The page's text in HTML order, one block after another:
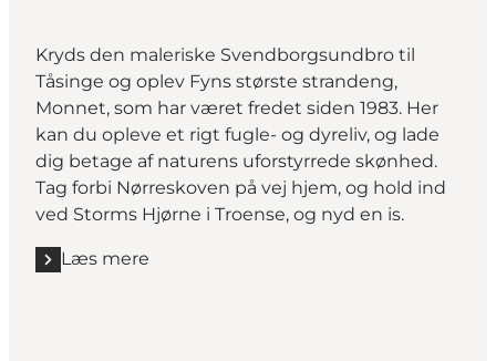
Kryds den maleriske Svendborgsundbro til
Tåsinge og oplev Fyns største strandeng,
Monnet, som har været fredet siden 1983. Her
kan du opleve et rigt fugle- og dyreliv, og lade
dig betage af naturens uforstyrrede skønhed.
Tag forbi Nørreskoven på vej hjem, og hold ind
ved Storms Hjørne i Troense, og nyd en is.
Læs mere